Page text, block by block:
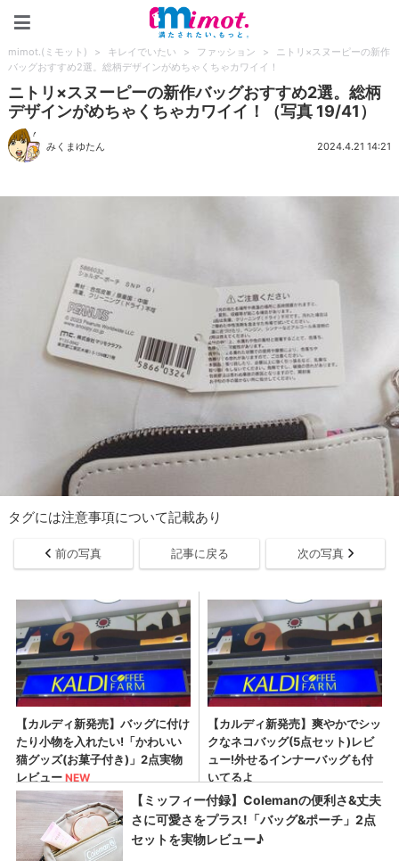
mimot.(ミモット) > キレイでいたい > ファッション >
ニトリ×スヌーピーの新作
バッグおすすめ2選。総柄デザインがめちゃくちゃカワイイ！
ニトリ×スヌーピーの新作バッグおすすめ2選。総柄
デザインがめちゃくちゃカワイイ！（写真 19/41）
みくまゆたん 2024.4.21 14:21
タグには注意事項について記載あり
前の写真 記事に戻る 次の写真